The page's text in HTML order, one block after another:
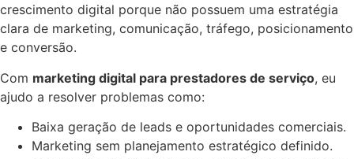
crescimento digital porque não possuem uma estratégia
clara de marketing, comunicação, tráfego, posicionamento
e conversão.
Com marketing digital para prestadores de serviço, eu
ajudo a resolver problemas como:
Baixa geração de leads e oportunidades comerciais.
Marketing sem planejamento estratégico definido.